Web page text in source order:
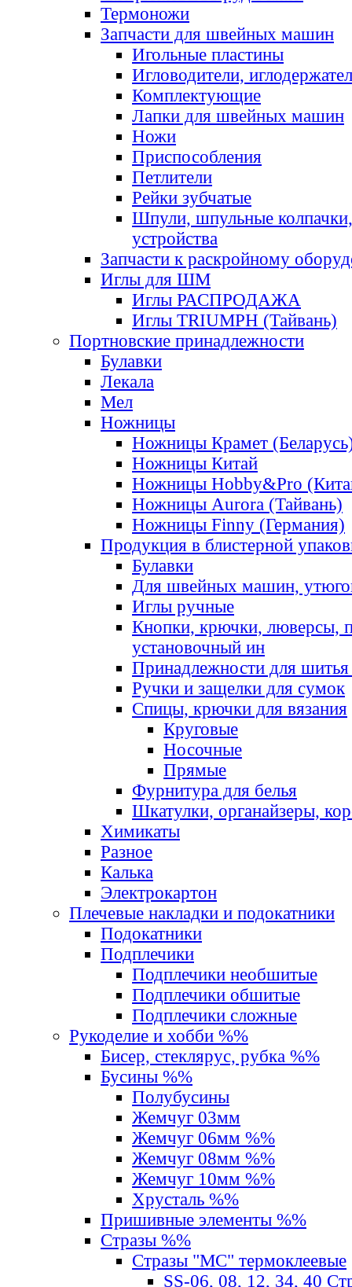
Термоножи
Запчасти для швейных машин
Игольные пластины
Игловодители,
Комплектующие
Лапки для швейных машин
Ножи
Приспособления
Петлители
Рейки зубчатые
Шпули, шпульные
устройства
Запчасти к раскройному
Иглы для ШМ
Иглы РАСПРОДАЖА
Иглы TRIUMPH (Тайвань)
Портновские принадлежности
Булавки
Лекала
Мел
Ножницы
Ножницы Крамет
Ножницы Китай
Ножницы Hobby&Pro
Ножницы Aurora (Тайвань)
Ножницы Finny (Германия)
Продукция в блистерной
Булавки
Для швейных машин,
Иглы ручные
Кнопки, крючки, люверсы,
установочный ин
Принадлежности для шитья
Ручки и защелки для сумок
Спицы, крючки для вязания
Круговые
Носочные
Прямые
Фурнитура для белья
Шкатулки, органайзеры,
Химикаты
Разное
Калька
Электрокартон
Плечевые накладки и подокатники
Подокатники
Подплечики
Подплечики необшитые
Подплечики обшитые
Подплечики сложные
Рукоделие и хобби %%
Бисер, стеклярус, рубка %%
Бусины %%
Полубусины
Жемчуг 03мм
Жемчуг 06мм %%
Жемчуг 08мм %%
Жемчуг 10мм %%
Хрусталь %%
Пришивные элементы %%
Стразы %%
Стразы "MС" термоклеевые
SS-06, 08, 12, 34, 40